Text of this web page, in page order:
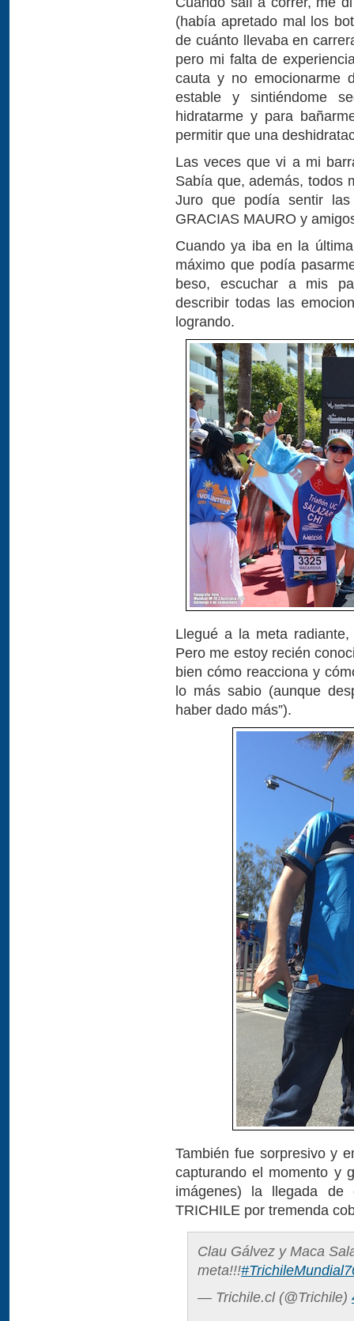
(había apretado mal los
de cuánto llevaba en
pero mi falta de
cauta y no emocionarme
estable y sintiéndome
hidratarme y para
permitir que una
Las veces que vi a mi
Sabía que, además, todos
Juro que podía sentir las
GRACIAS MAURO y
Cuando ya iba en la
máximo que podía
beso, escuchar a mis
describir todas las
logrando.
Llegué a la meta
Pero me estoy recién
bien cómo reacciona y
lo más sabio (aunque
haber dado más”).
También fue sorpresivo y
capturando el momento y
imágenes) la llegada de
TRICHILE por tremenda
Clau Gálvez y Maca
meta!!!
— Trichile.cl (@Trichile)